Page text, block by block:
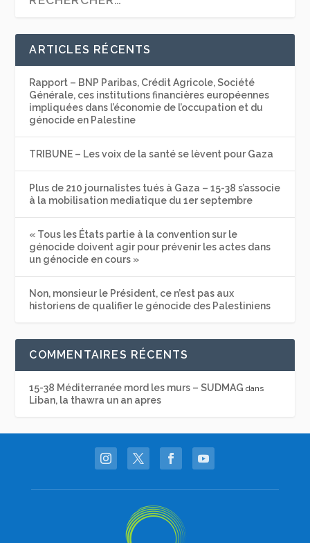
ARTICLES RÉCENTS
Rapport – BNP Paribas, Crédit Agricole, Société
Générale, ces institutions financières européennes
impliquées dans l’économie de l’occupation et du
génocide en Palestine
TRIBUNE – Les voix de la santé se lèvent pour Gaza
Plus de 210 journalistes tués à Gaza – 15-38 s’associe
à la mobilisation mediatique du 1er septembre
« Tous les États partie à la convention sur le
génocide doivent agir pour prévenir les actes dans
un génocide en cours »
Non, monsieur le Président, ce n’est pas aux
historiens de qualifier le génocide des Palestiniens
COMMENTAIRES RÉCENTS
15-38 Méditerranée mord les murs – SUDMAG dans
Liban, la thawra un an apres